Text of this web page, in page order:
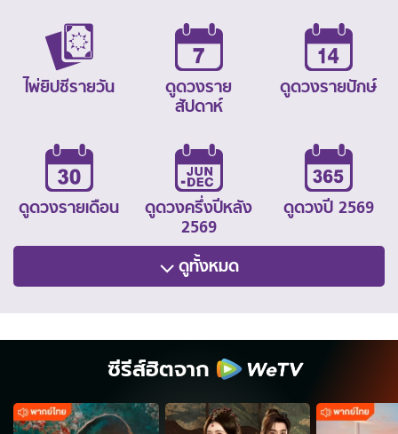
ไพ่ยิปซีรายวัน
ดูดวงราย
สัปดาห์
ดูดวงรายปักษ์
ดูดวงรายเดือน
ดูดวงครึ่งปีหลัง
2569
ดูดวงปี 2569
ดูทั้งหมด
ซีรีส์ฮิตจาก